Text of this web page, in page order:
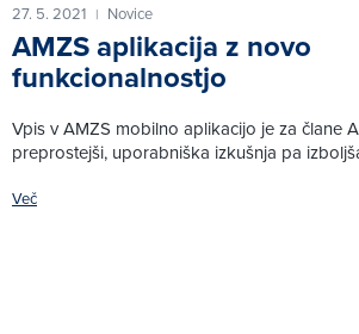
27. 5. 2021 | Novice
AMZS aplikacija z novo
funkcionalnostjo
Vpis v AMZS mobilno aplikacijo je za člane
preprostejši, uporabniška izkušnja pa
Več